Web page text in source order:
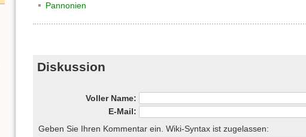
Pannonien
Diskussion
Voller Name:
E-Mail:
Geben Sie Ihren Kommentar ein. Wiki-Syntax ist zugelassen: